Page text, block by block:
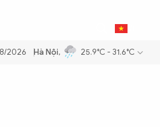
lượng quốc gia Thực hiện Nghị
2026 Hà Nội, 25.9°C - 31.6°C